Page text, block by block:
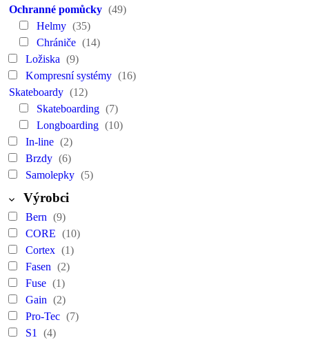
Ochranné pomůcky (49)
Helmy (35)
Chrániče (14)
Ložiska (9)
Kompresní systémy (16)
Skateboardy (12)
Skateboarding (7)
Longboarding (10)
In-line (2)
Brzdy (6)
Samolepky (5)
Výrobci
Bern (9)
CORE (10)
Cortex (1)
Fasen (2)
Fuse (1)
Gain (2)
Pro-Tec (7)
S1
(4)